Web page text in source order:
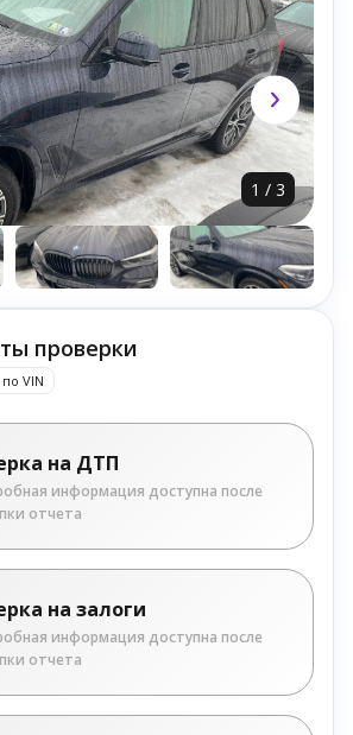
1 / 3
проверки
VIN
на ДТП
информация доступна после
отчета
на залоги
информация доступна после
отчета